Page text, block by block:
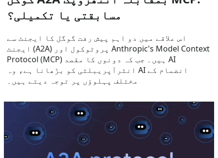
مسابقتی یا تکمیلی؟
اس علاقے میں دو اہم پیش رفت گوگل کا ایجنٹ سے
ایجنٹ (A2A) پروٹوکول اور Anthropic's Model Context
Protocol (MCP) ہیں۔ جب کہ دونوں کا مقصد AI
انٹرآپریبلٹی کو بڑھانا ہے، وہ AI انضمام کے
مختلف پہلوؤں پر توجہ دیتے ہیں۔